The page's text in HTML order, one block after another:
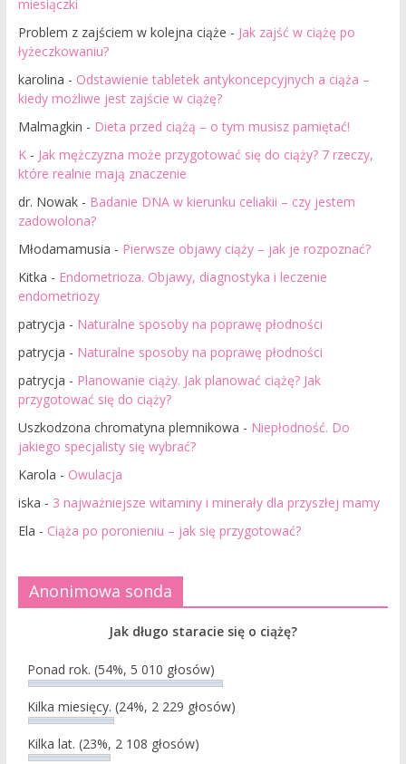
miesiączki
Problem z zajściem w kolejna ciąże - Jak zajść w ciążę po
łyżeczkowaniu?
karolina - Odstawienie tabletek antykoncepcyjnych a ciąża –
kiedy możliwe jest zajście w ciążę?
Malmagkin - Dieta przed ciążą – o tym musisz pamiętać!
K- Jak mężczyzna może przygotować się do ciąży? 7 rzeczy,
które realnie mają znaczenie
dr. Nowak- Badanie DNA w kierunku celiakii – czy jestem
zadowolona?
Młodamamusia - Pierwsze objawy ciąży – jak je rozpoznać?
Kitka - Endometrioza. Objawy, diagnostyka i leczenie
endometriozy
patrycja - Naturalne sposoby na poprawę płodności
patrycja - Naturalne sposoby na poprawę płodności
patrycja - Planowanie ciąży. Jak planować ciążę? Jak
przygotować się do ciąży?
Uszkodzona chromatyna plemnikowa - Niepłodność. Do
jakiego specjalisty się wybrać?
Karola - Owulacja
iska - 3 najważniejsze witaminy i minerały dla przyszłej mamy
Ela - Ciąża po poronieniu – jak się przygotować?
Anonimowa sonda
Jak długo staracie się o ciążę?
Ponad rok. (54%, 5 010 głosów)
Kilka miesięcy. (24%, 2 229 głosów)
Kilka lat. (23%, 2 108 głosów)